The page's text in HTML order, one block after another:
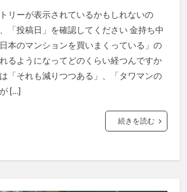
リーが表示されているかもしれないの
「投稿日」を確認してください 金持ち中
本のマンションを買いまくっている」の
るようになってどのくらい経つんですか
「それも減りつつある」、「タワマンの
[…]
続きを読む